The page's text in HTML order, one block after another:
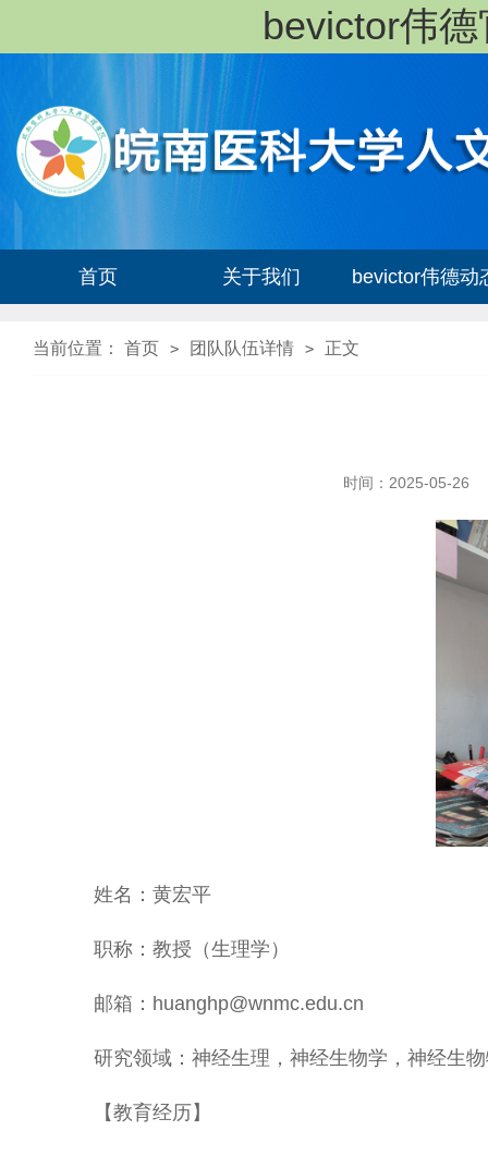
bevictor伟
首页 关于我们 bevictor伟德动
当前位置： 首页 > 团队队伍详情 > 正文
时间：2025-05-26
姓名：黄宏平
职称：教授（生理学）
邮箱：huanghp@wnmc.edu.cn
研究领域：神经生理，神经生物学，神经生
【教育经历】